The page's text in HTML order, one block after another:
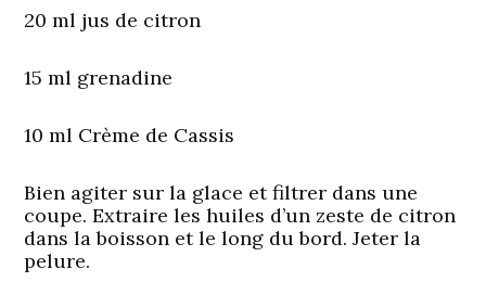
20 ml jus de citron
15 ml grenadine
10 ml Crème de Cassis
Bien agiter sur la glace et filtrer dans une
coupe. Extraire les huiles d’un zeste de citron
dans la boisson et le long du bord. Jeter la
pelure.